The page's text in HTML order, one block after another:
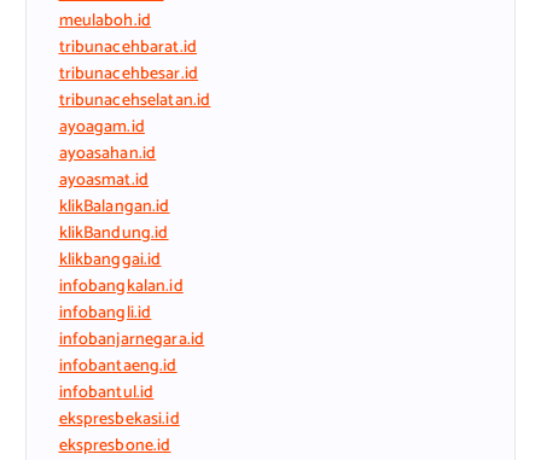
meulaboh.id
tribunacehbarat.id
tribunacehbesar.id
tribunacehselatan.id
ayoagam.id
ayoasahan.id
ayoasmat.id
klikBalangan.id
klikBandung.id
klikbanggai.id
infobangkalan.id
infobangli.id
infobanjarnegara.id
infobantaeng.id
infobantul.id
ekspresbekasi.id
ekspresbone.id